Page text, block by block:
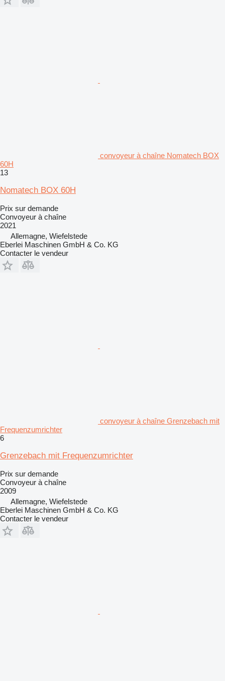
convoyeur à chaîne Nomatech BOX
60H
13
Nomatech BOX 60H
Prix sur demande
Convoyeur à chaîne
2021
Allemagne, Wiefelstede
Eberlei Maschinen GmbH & Co. KG
Contacter le vendeur
convoyeur à chaîne Grenzebach mit
Frequenzumrichter
6
Grenzebach mit Frequenzumrichter
Prix sur demande
Convoyeur à chaîne
2009
Allemagne, Wiefelstede
Eberlei Maschinen GmbH & Co. KG
Contacter le vendeur